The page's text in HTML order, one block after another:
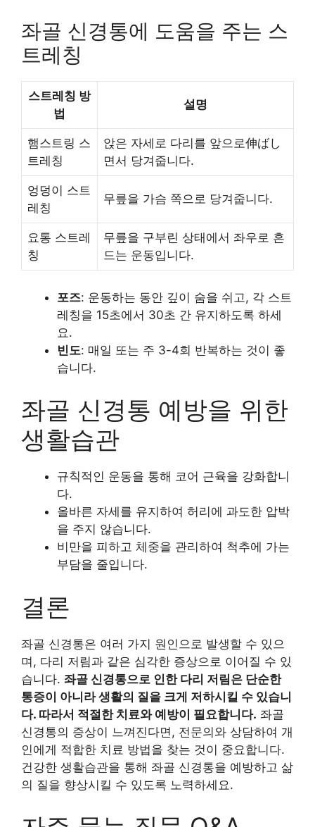
좌골 신경통에 도움을 주는 스
트레칭
스트레칭 방
법
설명
햄스트링 스
트레칭
앉은 자세로 다리를 앞으로伸ばし
면서 당겨줍니다.
엉덩이 스트
레칭
무릎을 가슴 쪽으로 당겨줍니다.
요통 스트레
칭
무릎을 구부린 상태에서 좌우로 흔
드는 운동입니다.
포즈: 운동하는 동안 깊이 숨을 쉬고, 각 스트
레칭을 15초에서 30초 간 유지하도록 하세
요.
빈도: 매일 또는 주 3-4회 반복하는 것이 좋
습니다.
좌골 신경통 예방을 위한
생활습관
규칙적인 운동을 통해 코어 근육을 강화합니
다.
올바른 자세를 유지하여 허리에 과도한 압박
을 주지 않습니다.
비만을 피하고 체중을 관리하여 척추에 가는
부담을 줄입니다.
결론
좌골 신경통은 여러 가지 원인으로 발생할 수 있으
며, 다리 저림과 같은 심각한 증상으로 이어질 수 있
습니다. 좌골 신경통으로 인한 다리 저림은 단순한
통증이 아니라 생활의 질을 크게 저하시킬 수 있습니
다. 따라서 적절한 치료와 예방이 필요합니다. 좌골
신경통의 증상이 느껴진다면, 전문의와 상담하여 개
인에게 적합한 치료 방법을 찾는 것이 중요합니다.
건강한 생활습관을 통해 좌골 신경통을 예방하고 삶
의 질을 향상시킬 수 있도록 노력하세요.